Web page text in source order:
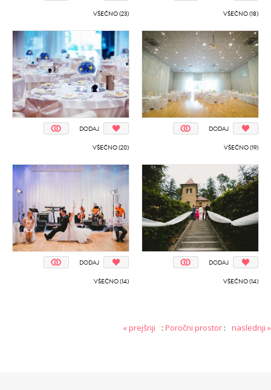
VŠEČNO (23) VŠEČNO (18)
DODAJ
VŠEČNO (20)
DODAJ
VŠEČNO (19)
DODAJ
VŠEČNO (14)
DODAJ
VŠEČNO (14)
« prejšnji : Poročni prostor : naslednji »